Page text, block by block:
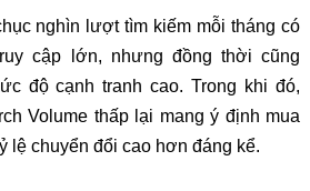
nghìn lượt tìm kiếm mỗi tháng có
cập lớn, nhưng đồng thời cũng
độ cạnh tranh cao. Trong khi đó,
Volume thấp lại mang ý định mua
lệ chuyển đổi cao hơn đáng kể.